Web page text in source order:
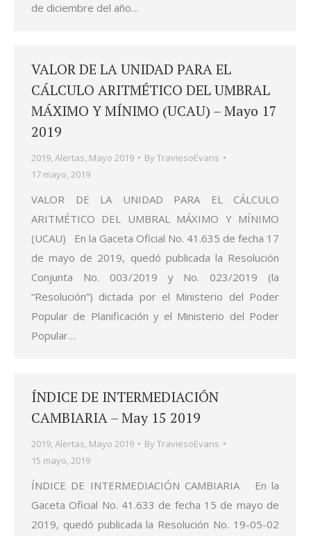
de diciembre del año…
VALOR DE LA UNIDAD PARA EL
CÁLCULO ARITMÉTICO DEL UMBRAL
MÁXIMO Y MÍNIMO (UCAU) – Mayo 17
2019
2019, Alertas, Mayo 2019 ByTraviesoEvans
17 mayo, 2019
VALOR DE LA UNIDAD PARA EL CÁLCULO
ARITMÉTICO DEL UMBRAL MÁXIMO Y MÍNIMO
(UCAU) En la Gaceta Oficial No. 41.635 de fecha 17
de mayo de 2019, quedó publicada la Resolución
Conjunta No. 003/2019 y No. 023/2019 (la
“Resolución”) dictada por el Ministerio del Poder
Popular de Planificación y el Ministerio del Poder
Popular…
ÍNDICE DE INTERMEDIACIÓN
CAMBIARIA – May 15 2019
2019, Alertas, Mayo 2019 ByTraviesoEvans
15 mayo, 2019
ÍNDICE DE INTERMEDIACIÓN CAMBIARIA En la
Gaceta Oficial No. 41.633 de fecha 15 de mayo de
2019, quedó publicada la Resolución No. 19-05-02